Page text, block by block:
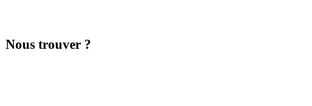
Nous trouver ?